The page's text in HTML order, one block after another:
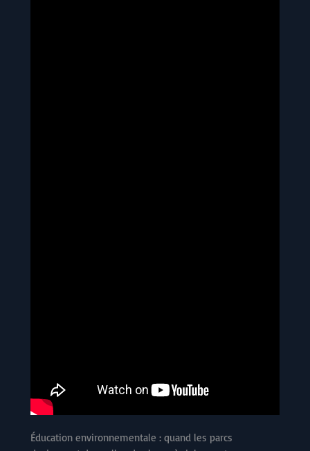
Éducation environnementale : quand les parcs